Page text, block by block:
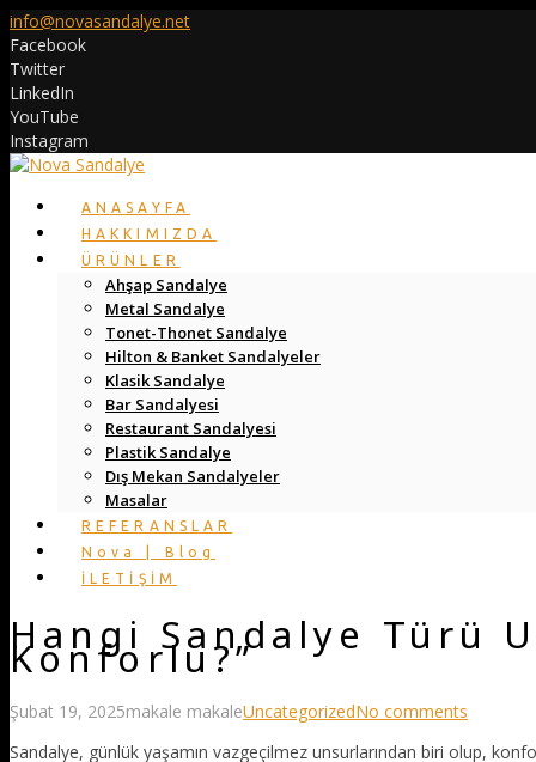
info@novasandalye.net
Facebook
Twitter
LinkedIn
YouTube
Instagram
ANASAYFA
HAKKIMIZDA
ÜRÜNLER
Ahşap Sandalye
Metal Sandalye
Tonet-Thonet Sandalye
Hilton & Banket Sandalyeler
Klasik Sandalye
Bar Sandalyesi
Restaurant Sandalyesi
Plastik Sandalye
Dış Mekan Sandalyeler
Masalar
REFERANSLAR
Nova | Blog
İLETİŞİM
Hangi Sandalye Türü
Konforlu?”
Şubat 19, 2025makale makaleUncategorizedNo comments
Sandalye, günlük yaşamın vazgeçilmez unsurlarından biri olup,